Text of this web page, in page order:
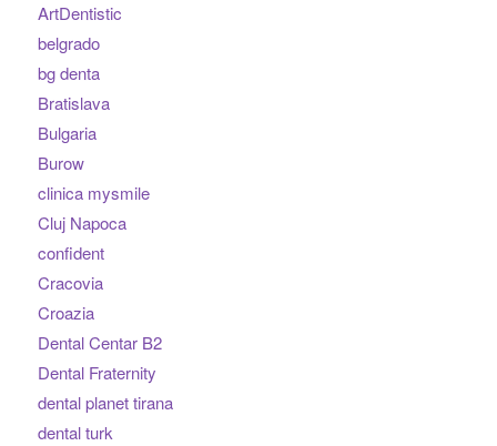
ArtDentistic
belgrado
bg denta
Bratislava
Bulgaria
Burow
clinica mysmile
Cluj Napoca
confident
Cracovia
Croazia
Dental Centar B2
Dental Fraternity
dental planet tirana
dental turk